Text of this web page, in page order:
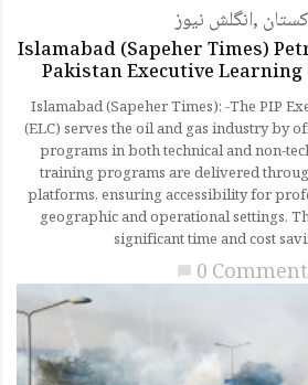
انگلش نیوز,
Islamabad (Sapeher Times)
Pakistan Executive Learning
Islamabad (Sapeher Times): -The PIP
(ELC) serves the oil and gas industry by
programs in both technical and non-
training programs are delivered
platforms, ensuring accessibility for
geographic and operational settings.
significant time and cost
chat_bubble 0 Comment